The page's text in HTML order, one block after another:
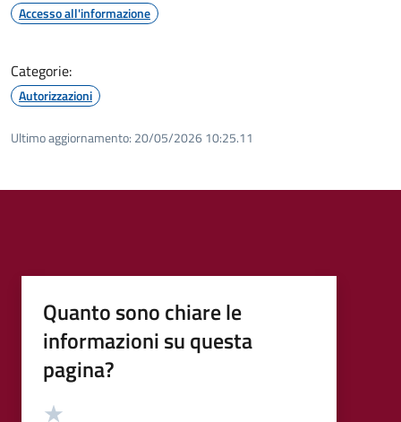
Accesso all'informazione
Categorie:
Autorizzazioni
Ultimo aggiornamento: 20/05/2026 10:25.11
Quanto sono chiare le
informazioni su questa
pagina?
Valutazione